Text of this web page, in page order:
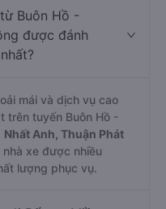
Buôn Hồ -
được đánh
mái và dịch vụ cao
trên tuyến Buôn Hồ -
Nhất Anh, Thuận Phát
xe được nhiều
lượng phục vụ.